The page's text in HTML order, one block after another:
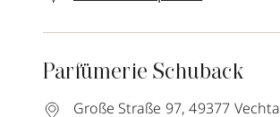
Parfümerie Schuback
Große Straße 97, 49377 Vechta